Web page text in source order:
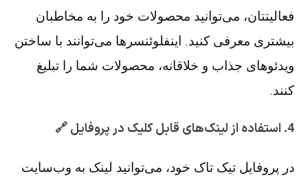
فعالیتتان، می‌توانید محصولات خود را به مخاطبان
بیشتری معرفی کنید. اینفلوئنسرها می‌توانند با ساختن
ویدئوهای جذاب و خلاقانه، محصولات شما را تبلیغ
کنند.
4. استفاده از لینک‌های قابل کلیک در پروفایل 🔗
در پروفایل تیک تاک خود، می‌توانید لینک به وب‌سایت